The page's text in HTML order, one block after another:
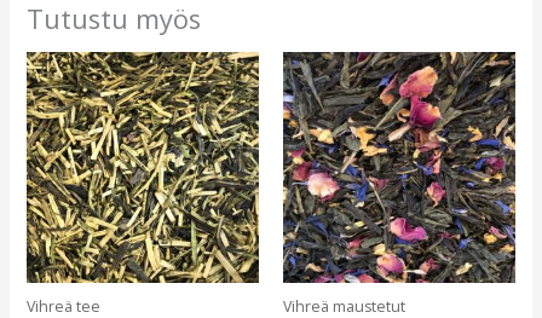
Tutustu myös
Vihreä tee Vihreä maustetut